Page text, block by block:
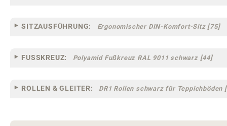
SITZAUSFÜHRUNG: Ergonomischer DIN-Komfort-Sitz [75]
FUSSKREUZ: Polyamid Fußkreuz RAL 9011 schwarz [44]
ROLLEN & GLEITER: DR1 Rollen schwarz für Teppichböden